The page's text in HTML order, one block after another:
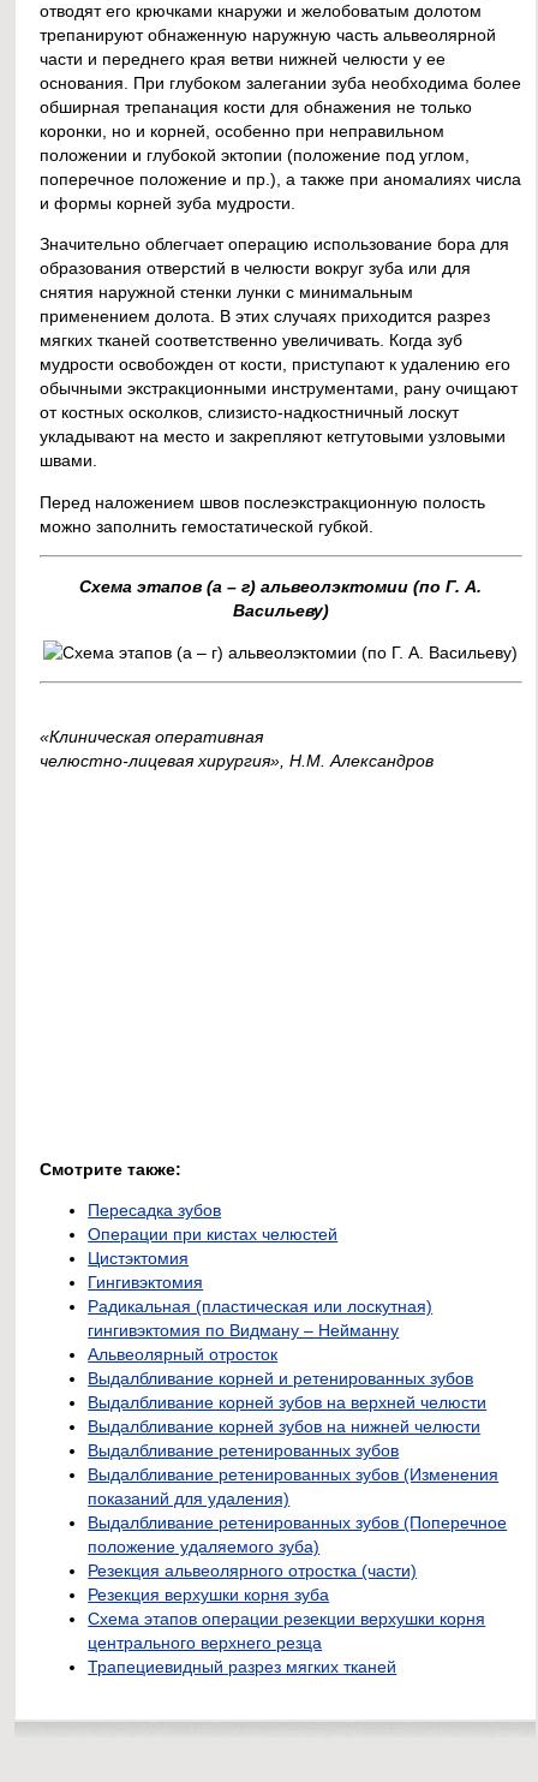
отводят его крючками кнаружи и желобоватым долотом
трепанируют обнаженную наружную часть альвеолярной
части и переднего края ветви нижней челюсти у ее
основания. При глубоком залегании зуба необходима более
обширная трепанация кости для обнажения не только
коронки, но и корней, особенно при неправильном
положении и глубокой эктопии (положение под углом,
поперечное положение и пр.), а также при аномалиях числа
и формы корней зуба мудрости.
Значительно облегчает операцию использование бора для
образования отверстий в челюсти вокруг зуба или для
снятия наружной стенки лунки с минимальным
применением долота. В этих случаях приходится разрез
мягких тканей соответственно увеличивать. Когда зуб
мудрости освобожден от кости, приступают к удалению его
обычными экстракционными инструментами, рану очищают
от костных осколков, слизисто-надкостничный лоскут
укладывают на место и закрепляют кетгутовыми узловыми
швами.
Перед наложением швов послеэкстракционную полость
можно заполнить гемостатической губкой.
Схема этапов (а – г) альвеолэктомии (по Г. А.
Васильеву)
«Клиническая оперативная
челюстно-лицевая хирургия», Н.М. Александров
Смотрите также:
Пересадка зубов
Операции при кистах челюстей
Цистэктомия
Гингивэктомия
Радикальная (пластическая или лоскутная)
гингивэктомия по Видману – Нейманну
Альвеолярный отросток
Выдалбливание корней и ретенированных зубов
Выдалбливание корней зубов на верхней челюсти
Выдалбливание корней зубов на нижней челюсти
Выдалбливание ретенированных зубов
Выдалбливание ретенированных зубов (Изменения
показаний для удаления)
Выдалбливание ретенированных зубов (Поперечное
положение удаляемого зуба)
Резекция альвеолярного отростка (части)
Резекция верхушки корня зуба
Схема этапов операции резекции верхушки корня
центрального верхнего резца
Трапециевидный разрез мягких тканей